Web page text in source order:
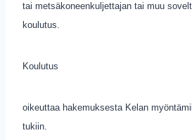
tai metsäkoneenkuljettajan tai muu
koulutus.
Koulutus
oikeuttaa hakemuksesta Kelan
tukiin.